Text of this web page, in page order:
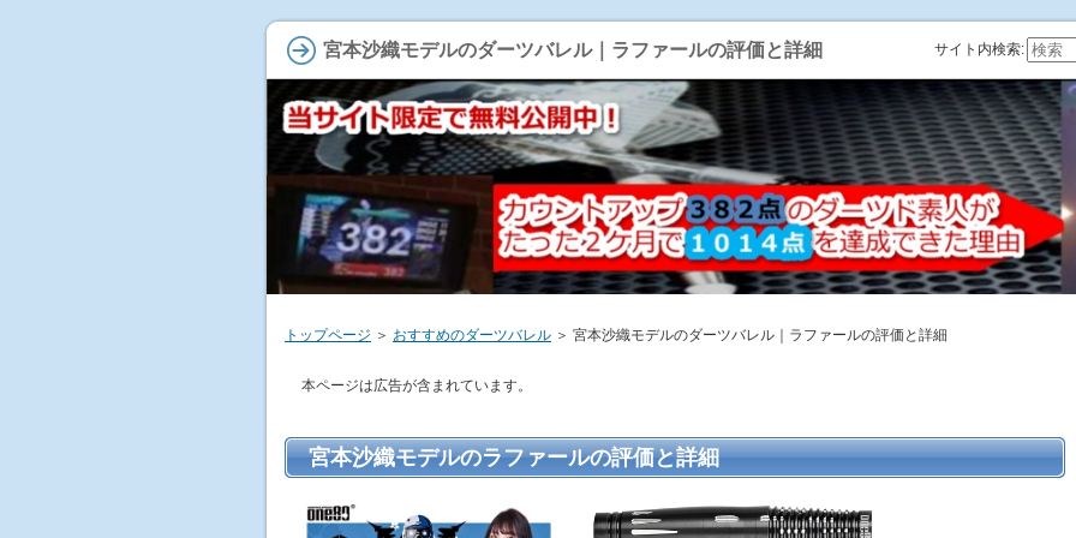
宮本沙織モデルのダーツバレル｜ラファールの評価と詳細
トップページ ＞ おすすめのダーツバレル ＞ 宮本沙織モデルのダーツバレル｜ラファールの評価と詳細
本ページは広告が含まれています。
宮本沙織モデルのラファールの評価と詳細
サイト内検索: